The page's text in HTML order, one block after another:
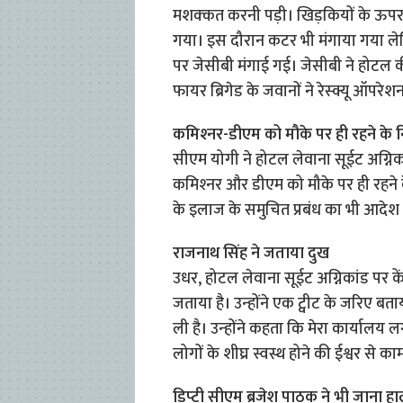
मशक्‍कत करनी पड़ी। खिड़कियों के
गया। इस दौरान कटर भी मंगाया गया
पर जेसीबी मंगाई गई। जेसीबी ने होटल
फायर ब्र‍िगेड के जवानों ने रेस्‍क्यू
कमिश्‍नर-डीएम को मौके पर ही रहने के
सीएम योगी ने होटल लेवाना सूईट
कमिश्‍नर और डीएम को मौके पर ही
के इलाज के समुचित प्रबंध का भी आदेश
राजनाथ सिंह ने जताया दुख
उधर, होटल लेवाना सूईट अग्निकांड पर
जताया है। उन्‍होंने एक ट्वीट के जरिए
ली है। उन्‍होंने कहता कि मेरा कार्यालय
लोगों के शीघ्र स्वस्थ होने की ईश्वर से